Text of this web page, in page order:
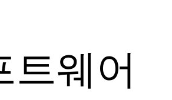
트웨어